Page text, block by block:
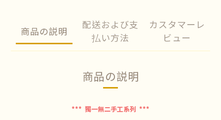
商品の説明
配送および支
払い方法
カスタマーレ
ビュー
商品の説明
*** 獨一無二手工系列 ***